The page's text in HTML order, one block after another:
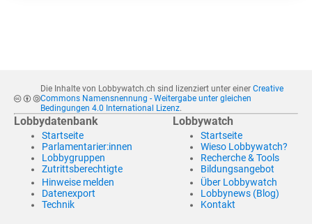
Die Inhalte von Lobbywatch.ch sind lizenziert unter einer Creative
Commons Namensnennung - Weitergabe unter gleichen
Bedingungen 4.0 International Lizenz.
Lobbydatenbank
Startseite
Parlamentarier:innen
Lobbygruppen
Zutrittsberechtigte
Hinweise melden
Datenexport
Technik
Lobbywatch
Startseite
Wieso Lobbywatch?
Recherche & Tools
Bildungsangebot
Über Lobbywatch
Lobbynews (Blog)
Kontakt